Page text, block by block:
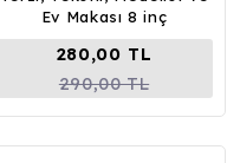
Ev Makası 8 inç
280,00 TL
290,00 TL